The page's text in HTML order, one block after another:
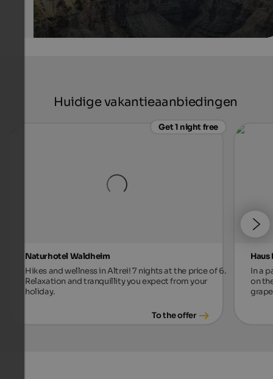
Huidige vakantieaanbiedingen
Get 1 night free
Naturhotel Waldheim
Hikes and wellness in Altrei! 7 nights at the price of 6.
Relaxation and tranquillity you expect from your
holiday.
To the offer
Haus
In a
on